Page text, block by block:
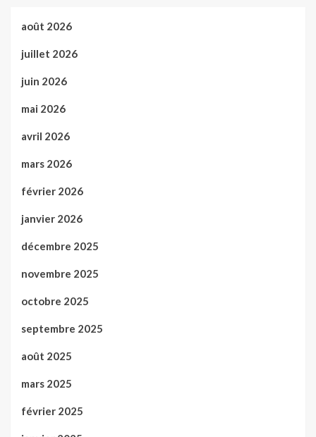
août 2026
juillet 2026
juin 2026
mai 2026
avril 2026
mars 2026
février 2026
janvier 2026
décembre 2025
novembre 2025
octobre 2025
septembre 2025
août 2025
mars 2025
février 2025